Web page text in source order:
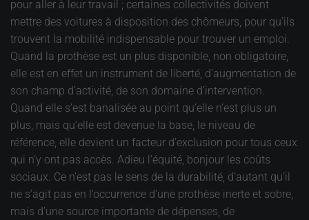
pour aller à leur travail ; certaines collectivités doivent
mettre des voitures à disposition des chômeurs, pour qu’ils
trouvent la mobilité indispensable pour trouver un emploi.
Quand la prothèse est un plus disponible, non obligatoire,
elle est en effet un instrument de liberté, d’augmentation de
son champ d’activité, de son domaine d’intervention.
Quand elle s’est banalisée au point qu’elle n’est plus un
plus, mais qu’elle est devenue la base, le niveau de
référence, elle devient un facteur d’exclusion pour tous ceux
qui n’y ont pas accès. Adieu l’équité, bonjour les coûts
sociaux. Ce n’est pas le sens de la durabilité, d’autant qu’il
ne s’agit pas en l’occurrence d’une prothèse inerte et sobre,
mais d’une source importante de dépenses, de